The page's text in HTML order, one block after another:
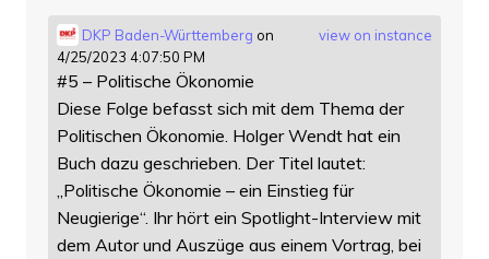
view on instance
DKP Baden-Württemberg on
4/25/2023 4:07:50 PM
#5 – Politische Ökonomie
Diese Folge befasst sich mit dem Thema der
Politischen Ökonomie. Holger Wendt hat ein
Buch dazu geschrieben. Der Titel lautet:
„Politische Ökonomie – ein Einstieg für
Neugierige“. Ihr hört ein Spotlight-Interview mit
dem Autor und Auszüge aus einem Vortrag, bei